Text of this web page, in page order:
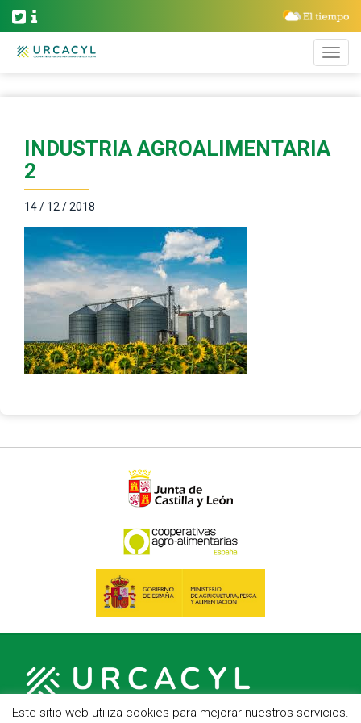
INDUSTRIA AGROALIMENTARIA
2
14 / 12 / 2018
Este sitio web utiliza cookies para mejorar nuestros servicios.